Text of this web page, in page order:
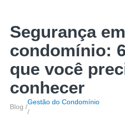
Segurança em
condomínio:
que você
conhecer
Blog /
Gestão do Condomínio
/